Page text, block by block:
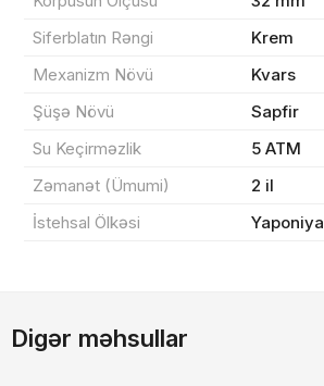
Siferblatın Rəngi
Krem
Mexanizm Növü
Kvars
Şüşə Növü
Sapfir
Su Keçirməzlik
5 ATM
Zəmanət (Ümumi)
2 il
İstehsal Ölkəsi
Yaponiya
Digər məhsullar
Yekun məbləğ
Sifarişi rəsmiləşdir
Alış-verişə davam et
OK